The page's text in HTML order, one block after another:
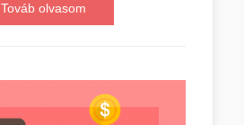
Továb olvasom